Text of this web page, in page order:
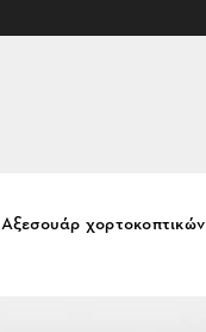
Αξεσουάρ χορτοκοπτικών